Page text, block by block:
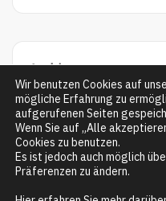
Archiv
Datenschutzerklärung
Wir benutzen Cookies auf
mögliche Erfahrung zu
aufgerufenen Seiten
Wenn Sie auf „Alle
Cookies zu benutzen.
Es ist jedoch auch möglich
Präferenzen zu ändern.